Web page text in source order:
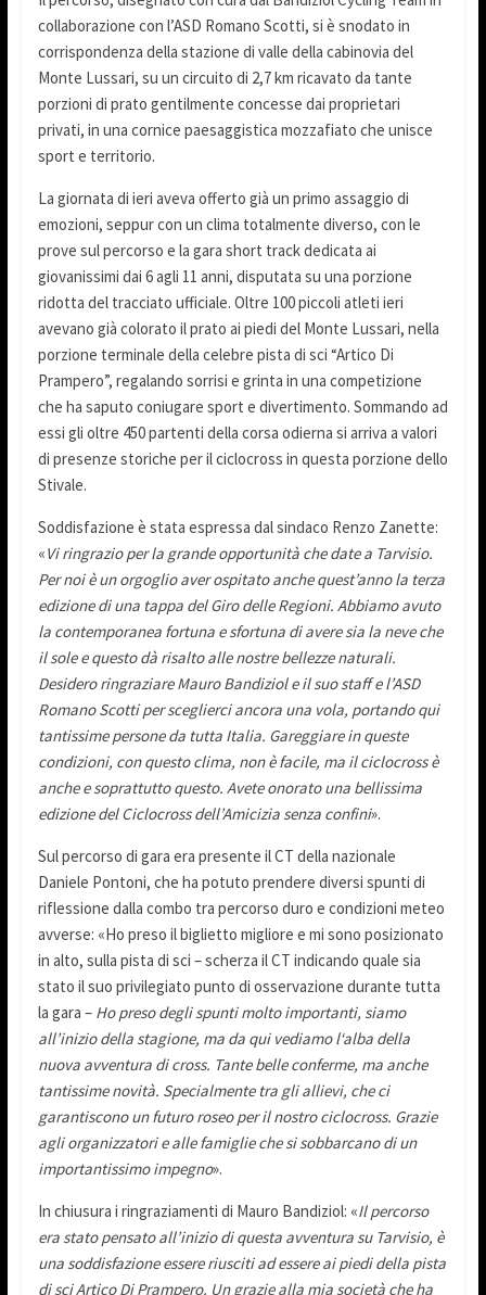
collaborazione con l’ASD Romano Scotti, si è snodato in
corrispondenza della stazione di valle della cabinovia del
Monte Lussari, su un circuito di 2,7 km ricavato da tante
porzioni di prato gentilmente concesse dai proprietari
privati, in una cornice paesaggistica mozzafiato che unisce
sport e territorio.
La giornata di ieri aveva offerto già un primo assaggio di
emozioni, seppur con un clima totalmente diverso, con le
prove sul percorso e la gara short track dedicata ai
giovanissimi dai 6 agli 11 anni, disputata su una porzione
ridotta del tracciato ufficiale. Oltre 100 piccoli atleti ieri
avevano già colorato il prato ai piedi del Monte Lussari, nella
porzione terminale della celebre pista di sci “Artico Di
Prampero”, regalando sorrisi e grinta in una competizione
che ha saputo coniugare sport e divertimento. Sommando ad
essi gli oltre 450 partenti della corsa odierna si arriva a valori
di presenze storiche per il ciclocross in questa porzione dello
Stivale.
Soddisfazione è stata espressa dal sindaco Renzo Zanette:
«Vi ringrazio per la grande opportunità che date a Tarvisio.
Per noi è un orgoglio aver ospitato anche quest’anno la terza
edizione di una tappa del Giro delle Regioni. Abbiamo avuto
la contemporanea fortuna e sfortuna di avere sia la neve che
il sole e questo dà risalto alle nostre bellezze naturali.
Desidero ringraziare Mauro Bandiziol e il suo staff e l’ASD
Romano Scotti per sceglierci ancora una vola, portando qui
tantissime persone da tutta Italia. Gareggiare in queste
condizioni, con questo clima, non è facile, ma il ciclocross è
anche e soprattutto questo. Avete onorato una bellissima
edizione del Ciclocross dell’Amicizia senza confini».
Sul percorso di gara era presente il CT della nazionale
Daniele Pontoni, che ha potuto prendere diversi spunti di
riflessione dalla combo tra percorso duro e condizioni meteo
avverse: «Ho preso il biglietto migliore e mi sono posizionato
in alto, sulla pista di sci – scherza il CT indicando quale sia
stato il suo privilegiato punto di osservazione durante tutta
la gara – Ho preso degli spunti molto importanti, siamo
all’inizio della stagione, ma da qui vediamo l‘alba della
nuova avventura di cross. Tante belle conferme, ma anche
tantissime novità. Specialmente tra gli allievi, che ci
garantiscono un futuro roseo per il nostro ciclocross. Grazie
agli organizzatori e alle famiglie che si sobbarcano di un
importantissimo impegno».
In chiusura i ringraziamenti di Mauro Bandiziol: «Il percorso
era stato pensato all’inizio di questa avventura su Tarvisio, è
una soddisfazione essere riusciti ad essere ai piedi della pista
di sci Artico Di Prampero. Un grazie alla mia società che ha